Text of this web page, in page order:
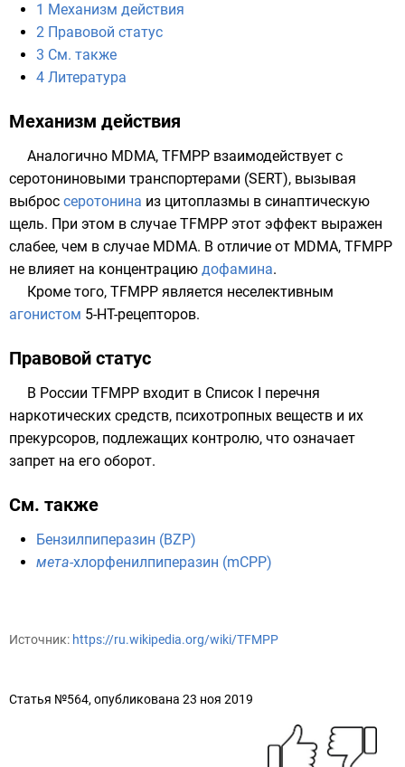
1 Механизм действия
2 Правовой статус
3 См. также
4 Литература
Механизм действия
Аналогично MDMA, TFMPP взаимодействует с
серотониновыми транспортерами (SERT), вызывая
выброс серотонина из цитоплазмы в синаптическую
щель. При этом в случае TFMPP этот эффект выражен
слабее, чем в случае MDMA. В отличие от MDMA, TFMPP
не влияет на концентрацию дофамина.
Кроме того, TFMPP является неселективным
агонистом 5-HT-рецепторов.
Правовой статус
В России TFMPP входит в Список I перечня
наркотических средств, психотропных веществ и их
прекурсоров, подлежащих контролю, что означает
запрет на его оборот.
См. также
Бензилпиперазин (BZP)
мета-хлорфенилпиперазин (mCPP)
Источник: https://ru.wikipedia.org/wiki/TFMPP
Статья №564, опубликована 23 ноя 2019